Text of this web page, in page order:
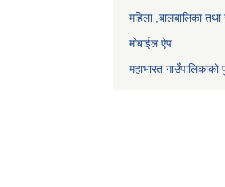
महिला ,बालबालिका
मोबाईल ऐप
महाभारत गाउँपालिकाको